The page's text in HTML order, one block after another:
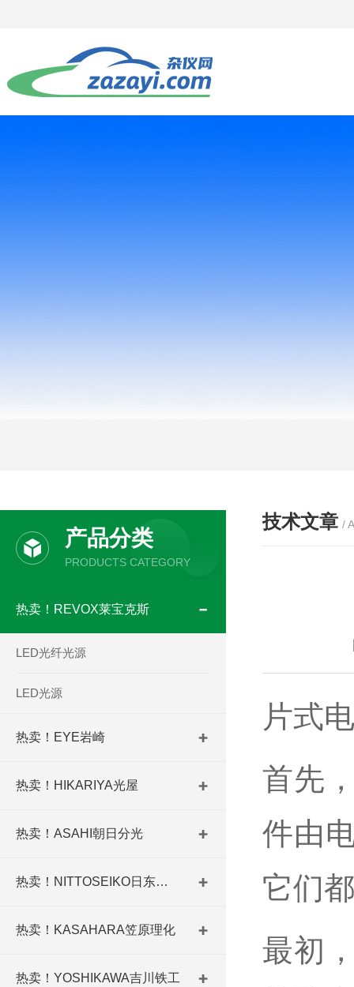
技术文章 /
片式
首先
件由
它们
最初
产品分类
PRODUCTS CATEGORY
热卖！REVOX莱宝克斯
LED光纤光源
LED光源
热卖！EYE岩崎
热卖！HIKARIYA光屋
热卖！ASAHI朝日分光
热卖！NITTOSEIKO日东精工
热卖！KASAHARA笠原理化
热卖！YOSHIKAWA吉川铁工